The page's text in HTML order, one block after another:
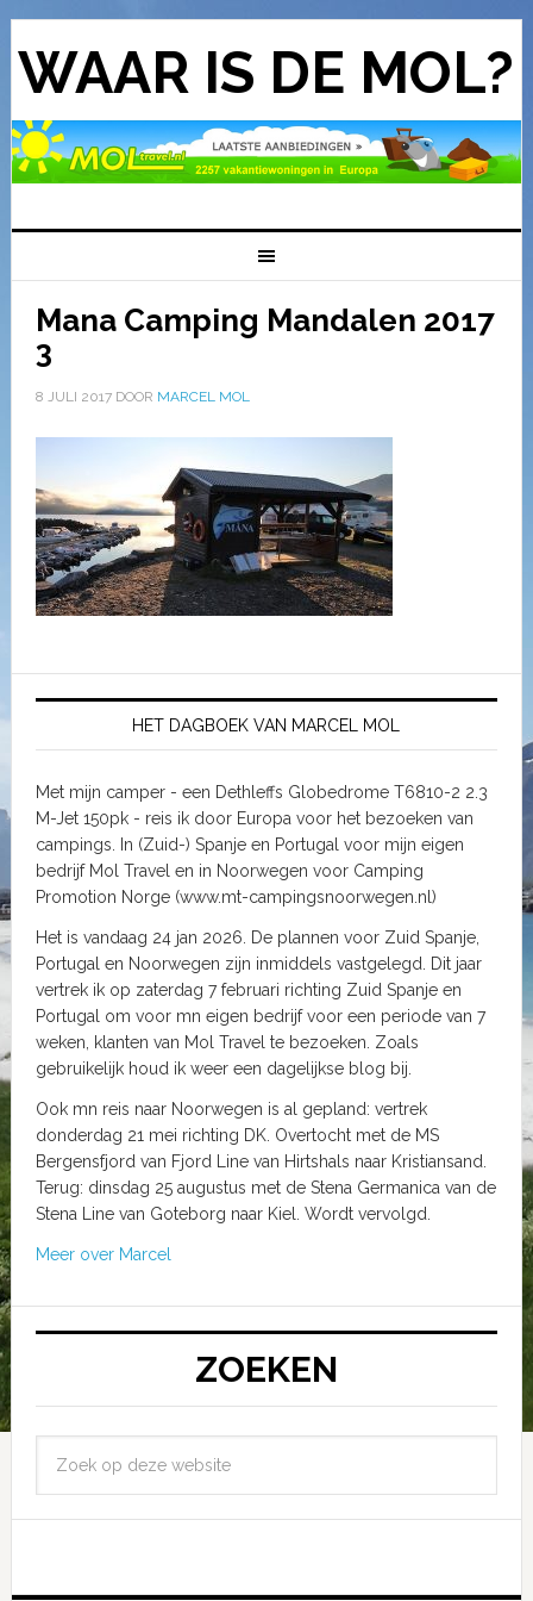
WAAR IS DE MOL?
Mana Camping Mandalen 2017
3
8 JULI 2017DOOR MARCEL MOL
HET DAGBOEK VAN MARCEL MOL
Met mijn camper - een Dethleffs Globedrome T6810-2 2.3
M-Jet 150pk - reis ik door Europa voor het bezoeken van
campings. In (Zuid-) Spanje en Portugal voor mijn eigen
bedrijf Mol Travel en in Noorwegen voor Camping
Promotion Norge (www.mt-campingsnoorwegen.nl)
Het is vandaag 24 jan 2026. De plannen voor Zuid Spanje,
Portugal en Noorwegen zijn inmiddels vastgelegd. Dit jaar
vertrek ik op zaterdag 7 februari richting Zuid Spanje en
Portugal om voor mn eigen bedrijf voor een periode van 7
weken, klanten van Mol Travel te bezoeken. Zoals
gebruikelijk houd ik weer een dagelijkse blog bij.
Ook mn reis naar Noorwegen is al gepland: vertrek
donderdag 21 mei richting DK. Overtocht met de MS
Bergensfjord van Fjord Line van Hirtshals naar Kristiansand.
Terug: dinsdag 25 augustus met de Stena Germanica van de
Stena Line van Goteborg naar Kiel. Wordt vervolgd.
Meer over Marcel
ZOEKEN